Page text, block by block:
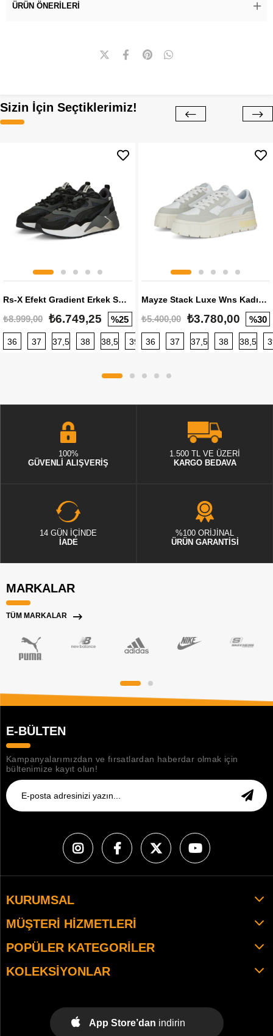
ÜRÜN ÖNERILERI
Sizin İçin Seçtiklerimiz!
Rs-X Efekt Gradient Erkek Sneaker
₺8.999,00 ₺6.749,25 %25
36 37 37,5 38 38,5 39 40 40,5 41 42 42,5
Mayze Stack Luxe Wns Kadın Sneaker
₺5.400,00 ₺3.780,00 %30
36 37 37,5 38 38,5
100%
GÜVENLİ ALIŞVERİŞ
1.500 TL VE ÜZERİ
KARGO BEDAVA
14 GÜN İÇİNDE
İADE
%100 ORİJİNAL
ÜRÜN GARANTİSİ
MARKALAR
TÜM MARKALAR
E-BÜLTEN
Kampanyalarımızdan ve fırsatlardan haberdar olmak için
bültenimize kayıt olun!
KURUMSAL
MÜŞTERI HIZMETLERI
POPÜLER KATEGORILER
KOLEKSIYONLAR
App Store’dan indirin